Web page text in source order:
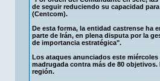
de seguir reduciendo su capacidad
(Centcom).
De esta forma, la entidad castrense ha
parte de Irán, en plena disputa por la
de importancia estratégica".
Los ataques anunciados este
madrugada contra más de 80
región.